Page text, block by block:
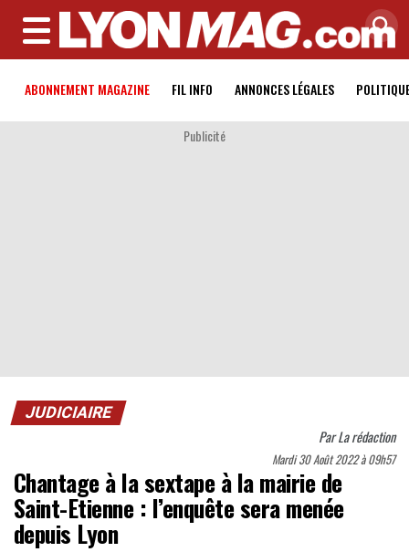
MENU
ABONNEMENT MAGAZINE FIL INFO ANNONCES LÉGALES
Publicité
JUDICIAIRE
ParLa rédaction
Mardi 30 Août 2022 à 09h57
Chantage à la sextape à la mairie de
Saint-Etienne : l’enquête sera menée
depuis Lyon